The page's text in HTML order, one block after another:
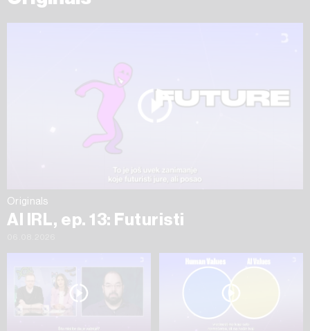
Originals
AI IRL, ep. 13: Futuristi